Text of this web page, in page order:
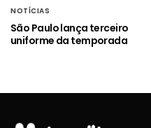
NOTÍCIAS
São Paulo lança terceiro
uniforme da temporada